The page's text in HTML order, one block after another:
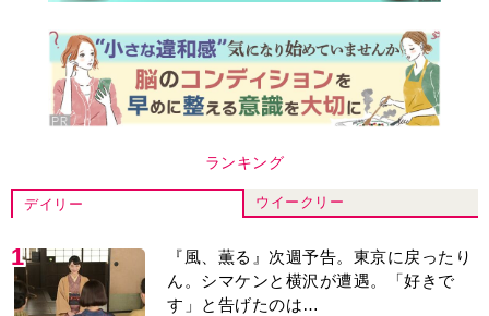
ランキング
デイリー ウイークリー
1
『風、薫る』次週予告。東京に戻ったり
ん。シマケンと横沢が遭遇。「好きで
す」と告げたのは…